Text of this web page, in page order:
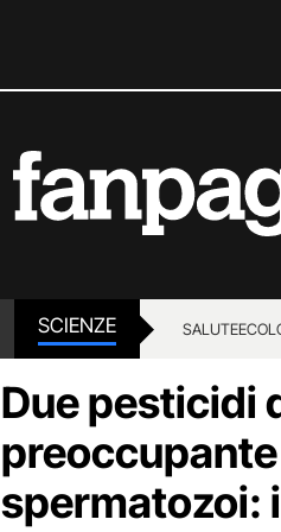
SCIENZE SALUTE
Due pesticidi
spermatozoi: